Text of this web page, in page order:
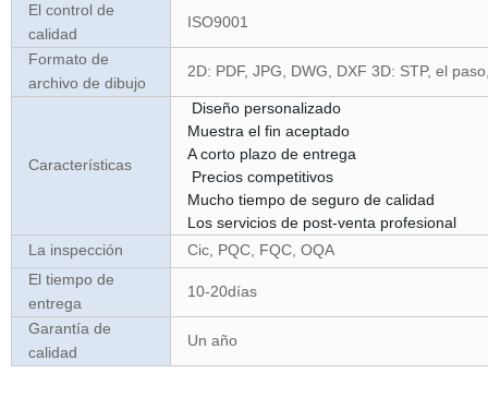
El control de
calidad
ISO9001
Formato de
archivo de dibujo
2D: PDF, JPG, DWG, DXF 3D: STP, el
Características
Diseño personalizado
Muestra el fin aceptado
A corto plazo de entrega
Precios competitivos
Mucho tiempo de seguro de calidad
Los servicios de post-venta profesional
La inspección
Cic, PQC, FQC, OQA
El tiempo de
entrega
10-20días
Garantía de
calidad
Un año